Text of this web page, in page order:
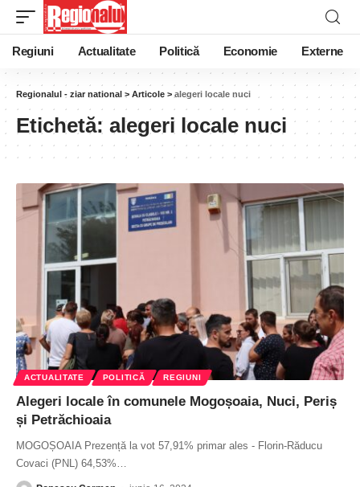
Regiuni Actualitate Politică Economie Externe
Regionalul - ziar national > Articole > alegeri locale nuci
Etichetă: alegeri locale nuci
ACTUALITATE POLITICĂ REGIUNI
Alegeri locale în comunele Mogoșoaia, Nuci, Periș
și Petrăchioaia
MOGOȘOAIA Prezență la vot 57,91% primar ales - Florin-Răducu
Covaci (PNL) 64,53%